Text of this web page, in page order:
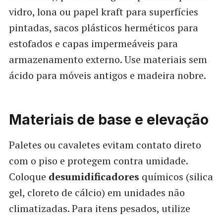
vidro, lona ou papel kraft para superfícies
pintadas, sacos plásticos herméticos para
estofados e capas impermeáveis para
armazenamento externo. Use materiais sem
ácido para móveis antigos e madeira nobre.
Materiais de base e elevação
Paletes ou cavaletes evitam contato direto
com o piso e protegem contra umidade.
Coloque desumidificadores químicos (silica
gel, cloreto de cálcio) em unidades não
climatizadas. Para itens pesados, utilize